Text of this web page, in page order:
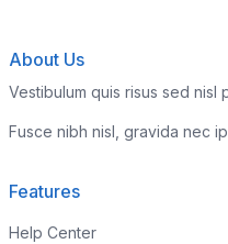
About Us
Vestibulum quis risus sed
Fusce nibh nisl, gravida nec
Features
Help Center